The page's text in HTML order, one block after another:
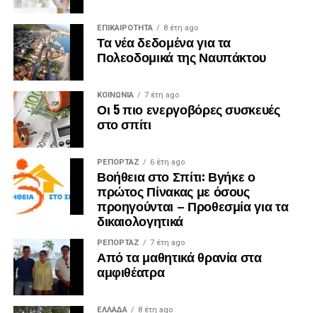
ΕΠΙΚΑΙΡΟΤΗΤΑ 8 έτη ago
Τα νέα δεδομένα για τα
Πολεοδομικά της Ναυπάκτου
ΚΟΙΝΩΝΙΑ 7 έτη ago
Οι 5 πιο ενεργοβόρες συσκευές
στο σπίτι
ΡΕΠΟΡΤΑΖ 6 έτη ago
Βοήθεια στο Σπίτι: Βγήκε ο
πρώτος Πίνακας με όσους
προηγούνται – Προθεσμία για τα
δικαιολογητικά
ΡΕΠΟΡΤΑΖ 7 έτη ago
Από τα μαθητικά θρανία στα
αμφιθέατρα
ΕΛΛΑΔΑ 8 έτη ago